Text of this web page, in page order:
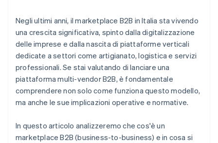
Negli ultimi anni, il marketplace B2B in Italia sta vivendo
una crescita significativa, spinto dalla digitalizzazione
delle imprese e dalla nascita di piattaforme verticali
dedicate a settori come artigianato, logistica e servizi
professionali. Se stai valutando di lanciare una
piattaforma multi-vendor B2B, è fondamentale
comprendere non solo come funziona questo modello,
ma anche le sue implicazioni operative e normative.
In questo articolo analizzeremo che cos'è un
marketplace B2B (business-to-business) e in cosa si